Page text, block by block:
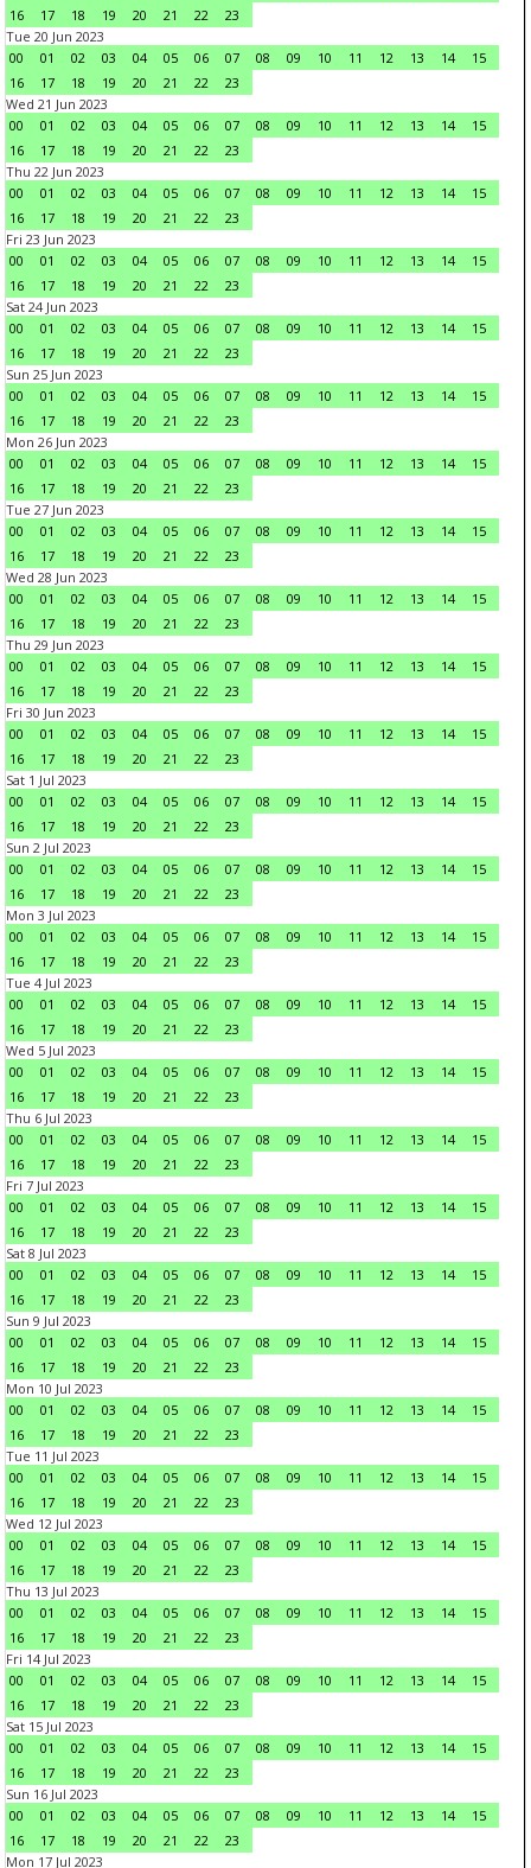
16
17 18 19 20 21 22
23
Tue 20 Jun 2023
00
01 02 03 04 05 06 07 08 09 10 11 12 13 14
15
16
17 18 19 20 21 22
23
Wed 21 Jun 2023
00
01 02 03 04 05 06 07 08 09 10 11 12 13 14
15
16
17 18 19 20 21 22
23
Thu 22 Jun 2023
00
01 02 03 04 05 06 07 08 09 10 11 12 13 14
15
16
17 18 19 20 21 22
23
Fri 23 Jun 2023
00
01 02 03 04 05 06 07 08 09 10 11 12 13 14
15
16
17 18 19 20 21 22
23
Sat 24 Jun 2023
00
01 02 03 04 05 06 07 08 09 10 11 12 13 14
15
16
17 18 19 20 21 22
23
Sun 25 Jun 2023
00
01 02 03 04 05 06 07 08 09 10 11 12 13 14
15
16
17 18 19 20 21 22
23
Mon 26 Jun 2023
00
01 02 03 04 05 06 07 08 09 10 11 12 13 14
15
16
17 18 19 20 21 22
23
Tue 27 Jun 2023
00
01 02 03 04 05 06 07 08 09 10 11 12 13 14
15
16
17 18 19 20 21 22
23
Wed 28 Jun 2023
00
01 02 03 04 05 06 07 08 09 10 11 12 13 14
15
16
17 18 19 20 21 22
23
Thu 29 Jun 2023
00
01 02 03 04 05 06 07 08 09 10 11 12 13 14
15
16
17 18 19 20 21 22
23
Fri 30 Jun 2023
00
01 02 03 04 05 06 07 08 09 10 11 12 13 14
15
16
17 18 19 20 21 22
23
Sat 1 Jul 2023
00
01 02 03 04 05 06 07 08 09 10 11 12 13 14
15
16
17 18 19 20 21 22
23
Sun 2 Jul 2023
00
01 02 03 04 05 06 07 08 09 10 11 12 13 14
15
16
17 18 19 20 21 22
23
Mon 3 Jul 2023
00
01 02 03 04 05 06 07 08 09 10 11 12 13 14
15
16
17 18 19 20 21 22
23
Tue 4 Jul 2023
00
01 02 03 04 05 06 07 08 09 10 11 12 13 14
15
16
17 18 19 20 21 22
23
Wed 5 Jul 2023
00
01 02 03 04 05 06 07 08 09 10 11 12 13 14
15
16
17 18 19 20 21 22
23
Thu 6 Jul 2023
00
01 02 03 04 05 06 07 08 09 10 11 12 13 14
15
16
17 18 19 20 21 22
23
Fri 7 Jul 2023
00
01 02 03 04 05 06 07 08 09 10 11 12 13 14
15
16
17 18 19 20 21 22
23
Sat 8 Jul 2023
00
01 02 03 04 05 06 07 08 09 10 11 12 13 14
15
16
17 18 19 20 21 22
23
Sun 9 Jul 2023
00
01 02 03 04 05 06 07 08 09 10 11 12 13 14
15
16
17 18 19 20 21 22
23
Mon 10 Jul 2023
00
01 02 03 04 05 06 07 08 09 10 11 12 13 14
15
16
17 18 19 20 21 22
23
Tue 11 Jul 2023
00
01 02 03 04 05 06 07 08 09 10 11 12 13 14
15
16
17 18 19 20 21 22
23
Wed 12 Jul 2023
00
01 02 03 04 05 06 07 08 09 10 11 12 13 14
15
16
17 18 19 20 21 22
23
Thu 13 Jul 2023
00
01 02 03 04 05 06 07 08 09 10 11 12 13 14
15
16
17 18 19 20 21 22
23
Fri 14 Jul 2023
00
01 02 03 04 05 06 07 08 09 10 11 12 13 14
15
16
17 18 19 20 21 22
23
Sat 15 Jul 2023
00
01 02 03 04 05 06 07 08 09 10 11 12 13 14
15
16
17 18 19 20 21 22
23
Sun 16 Jul 2023
00
01 02 03 04 05 06 07 08 09 10 11 12 13 14
15
16
17 18 19 20 21 22
23
Mon 17 Jul 2023